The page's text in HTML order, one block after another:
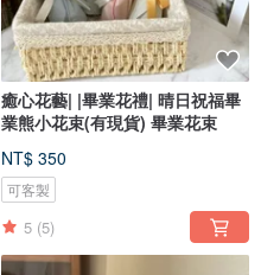
癒心花藝| |畢業花禮| 晴日祝福畢
業熊小花束(有現貨) 畢業花束
NT$ 350
可客製
5 (5)